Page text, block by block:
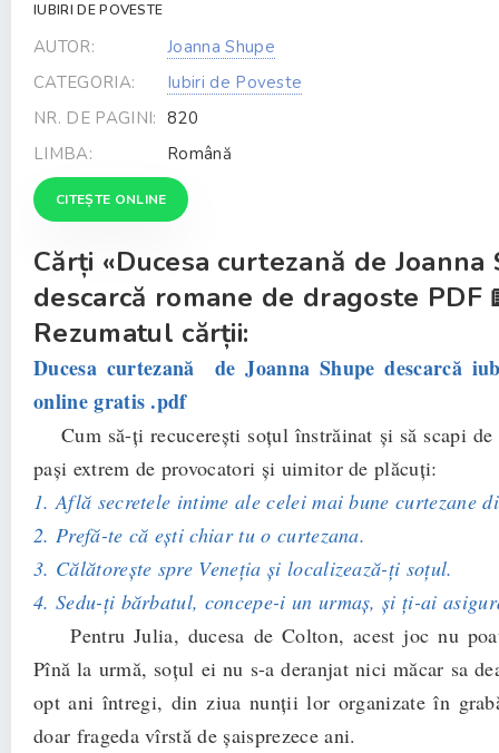
IUBIRI DE POVESTE
AUTOR:
Joanna Shupe
CATEGORIA:
Iubiri de Poveste
NR. DE PAGINI: 820
LIMBA:
Română
CITEȘTE ONLINE
Cărți «Ducesa curtezană de Joanna
descarcă romane de dragoste PDF
Rezumatul cărții:
Ducesa curtezană de Joanna Shupe descarcă
online gratis .pdf
Cum să-ți recucerești soțul înstrăinat și să scapi
pași extrem de provocatori și uimitor de plăcuți:
1. Află secretele intime ale celei mai bune curtezane
2. Prefă-te că ești chiar tu o curtezana.
3. Călătorește spre Veneția și localizează-ți soțul.
4. Sedu-ți bărbatul, concepe-i un urmaș, și ți-ai
Pentru Julia, ducesa de Colton, acest joc nu
Pînă la urmă, soțul ei nu s-a deranjat nici măcar sa
opt ani întregi, din ziua nunții lor organizate în
doar frageda vîrstă de șaisprezece ani.